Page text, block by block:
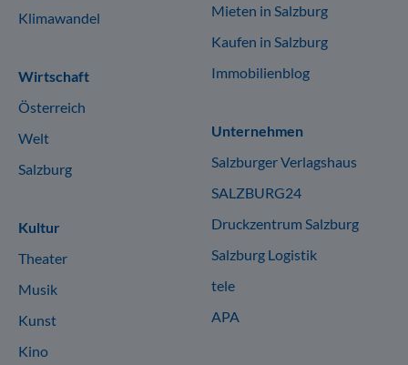
Klimawandel
Wirtschaft
Österreich
Welt
Salzburg
Kultur
Theater
Musik
Kunst
Kino
Mieten in Salzburg
Kaufen in Salzburg
Immobilienblog
Unternehmen
Salzburger Verlagshaus
SALZBURG24
Druckzentrum Salzburg
Salzburg Logistik
tele
APA